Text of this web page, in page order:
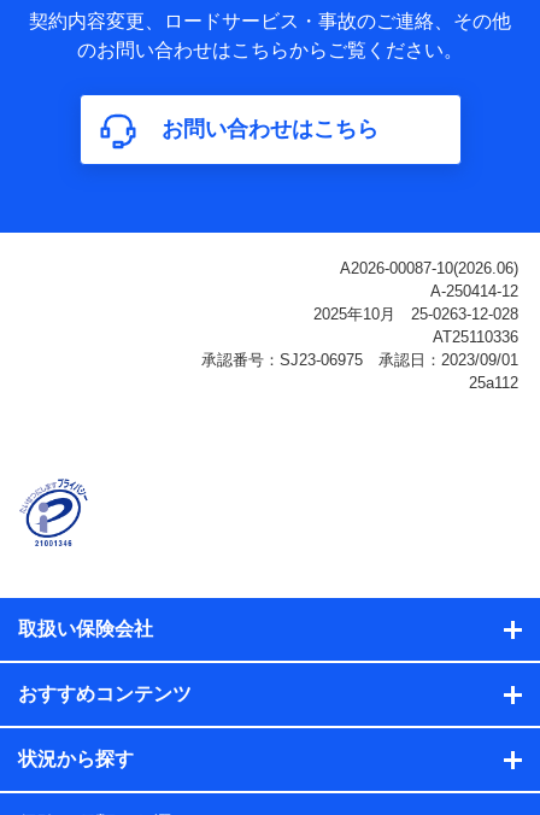
基本情報
氏名、電話番号、メールアドレス、お客さまの識別子、
属性、連絡先、dポイントサービスのご利用に関する情
構成、住所、dポイント残高、dポイント利用履歴などが
含まれます。
利用情報
ご契約状態・ご利用履歴インターネット利用時の行動に
関する情報、アプリケーション利用時の行動に関する情
報、購入されたサービスや商品の名称・購入場所・決済
に関する情報、アンケートの回答に関する情報などが含
名、住所、生年月日、性別、保険契約者と被保険者の関
係、保険加入の目的、保険商品の内容、保険料、保険料
のお支払方法、車のメーカーや走行距離などの情報、建
ル内容や送信履歴の情報及び保険の更改案内等を提供し
保険契約情報
当社または株式会社NTTドコモ・フィナンシャルグルー
プが取得し、又は保有する保険契約に関する情報。例と
して、保険契約者及び被保険者の氏名、住所、生年月
日、性別、保険契約者と被保険者の関係、保険加入の目
契約内容変更、ロードサービス・事故のご連絡、その他
のお問い合わせはこちらからご覧ください。
お問い合わせはこちら
取扱い保険会社
おすすめコンテンツ
状況から探す